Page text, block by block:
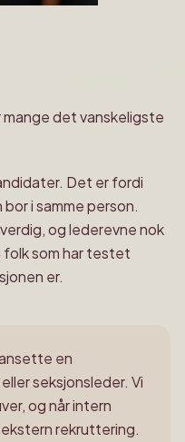
det vanskeligste
Det er fordi
i samme person.
og lederevne nok
som har testet
er.
en
seksjonsleder. Vi
og når intern
rekruttering.